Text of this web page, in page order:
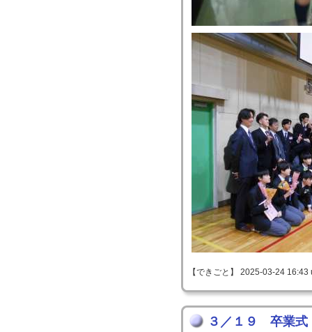
【できごと】 2025-03-24
３／１９ 卒業式